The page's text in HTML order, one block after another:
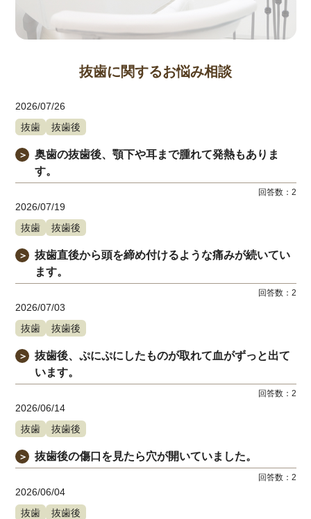
抜歯に関するお悩み相談
2026/07/26
抜歯
抜歯後
＞
奥歯の抜歯後、顎下や耳まで腫れて発熱もありま
す。
回答数： 2
2026/07/19
抜歯
抜歯後
＞
抜歯直後から頭を締め付けるような痛みが続いてい
ます。
回答数： 2
2026/07/03
抜歯
抜歯後
＞
抜歯後、ぷにぷにしたものが取れて血がずっと出て
います。
回答数： 2
2026/06/14
抜歯
抜歯後
＞ 抜歯後の傷口を見たら穴が開いていました。
回答数： 2
2026/06/04
抜歯
抜歯後